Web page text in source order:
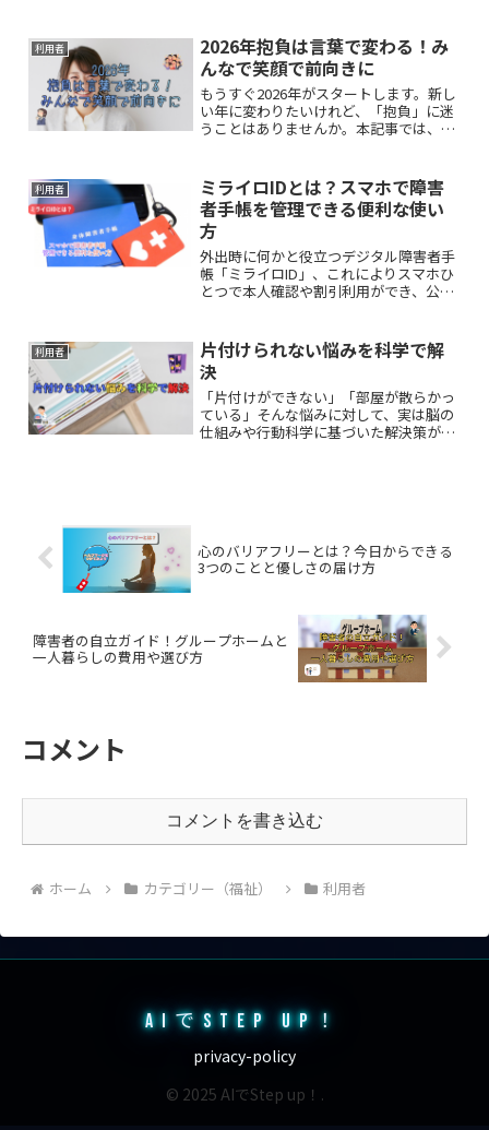
い、3つの代表的なサイバー攻撃の手口
を解説します。
利用者
2026年抱負は言葉で変わる！み
んなで笑顔で前向きに
もうすぐ2026年がスタートします。新し
い年に変わりたいけれど、「抱負」に迷
うことはありませんか。本記事では、全
利用者
ミライロIDとは？スマホで障害
者手帳を管理できる便利な使い
方
外出時に何かと役立つデジタル障害者手
帳「ミライロID」、これによりスマホひ
とつで本人確認や割引利用ができ、公共
い場所へ踏み出しやすくしてくれる点も
大きな魅力です。
利用者
片付けられない悩みを科学で解
決
「片付けができない」「部屋が散らかっ
ている」そんな悩みに対して、実は脳の
仕組みや行動科学に基づいた解決策があ
心のバリアフリーとは？今日からできる
3つのことと優しさの届け方
障害者の自立ガイド！グループホームと
一人暮らしの費用や選び方
コメント
コメントを書き込む
ホーム カテゴリー（福祉） 利用者
AIでSTEP UP！
privacy-policy
© 2025 AIでStep up！.